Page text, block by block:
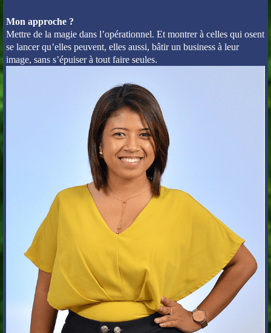
Mon approche ?
Mettre de la magie dans l’opérationnel. Et montrer à celles qui osent
se lancer qu’elles peuvent, elles aussi, bâtir un business à leur
image, sans s’épuiser à tout faire seules.